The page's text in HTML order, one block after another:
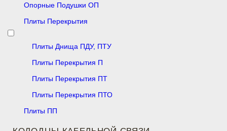
Опорные Подушки ОП
Плиты Перекрытия
Плиты Днища ПДУ, ПТУ
Плиты Перекрытия П
Плиты Перекрытия ПТ
Плиты Перекрытия ПТО
Плиты ПП